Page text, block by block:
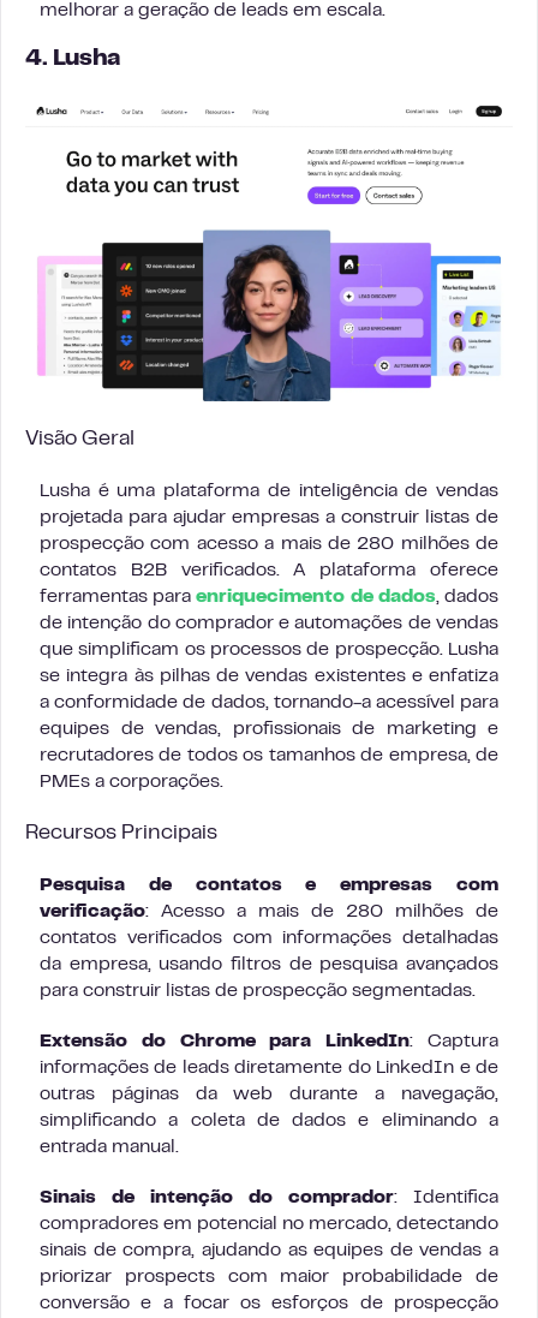
melhorar a geração de leads em escala.
4. Lusha
Visão Geral
Lusha é uma plataforma de inteligência de vendas
projetada para ajudar empresas a construir listas de
prospecção com acesso a mais de 280 milhões de
contatos B2B verificados. A plataforma oferece
ferramentas paraenriquecimento de dados, dados
de intenção do comprador e automações de vendas
que simplificam os processos de prospecção. Lusha
se integra às pilhas de vendas existentes e enfatiza
a conformidade de dados, tornando-a acessível para
equipes de vendas, profissionais de marketing e
recrutadores de todos os tamanhos de empresa, de
PMEs a corporações.
Recursos Principais
Pesquisa de contatos e empresas com
verificação: Acesso a mais de 280 milhões de
contatos verificados com informações detalhadas
da empresa, usando filtros de pesquisa avançados
para construir listas de prospecção segmentadas.
Extensão do Chrome para LinkedIn: Captura
informações de leads diretamente do LinkedIn e de
outras páginas da web durante a navegação,
simplificando a coleta de dados e eliminando a
entrada manual.
Sinais de intenção do comprador: Identifica
compradores em potencial no mercado, detectando
sinais de compra, ajudando as equipes de vendas a
priorizar prospects com maior probabilidade de
conversão e a focar os esforços de prospecção